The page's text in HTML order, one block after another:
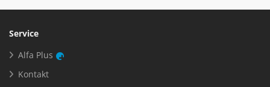
Service
Alfa Plus
Kontakt